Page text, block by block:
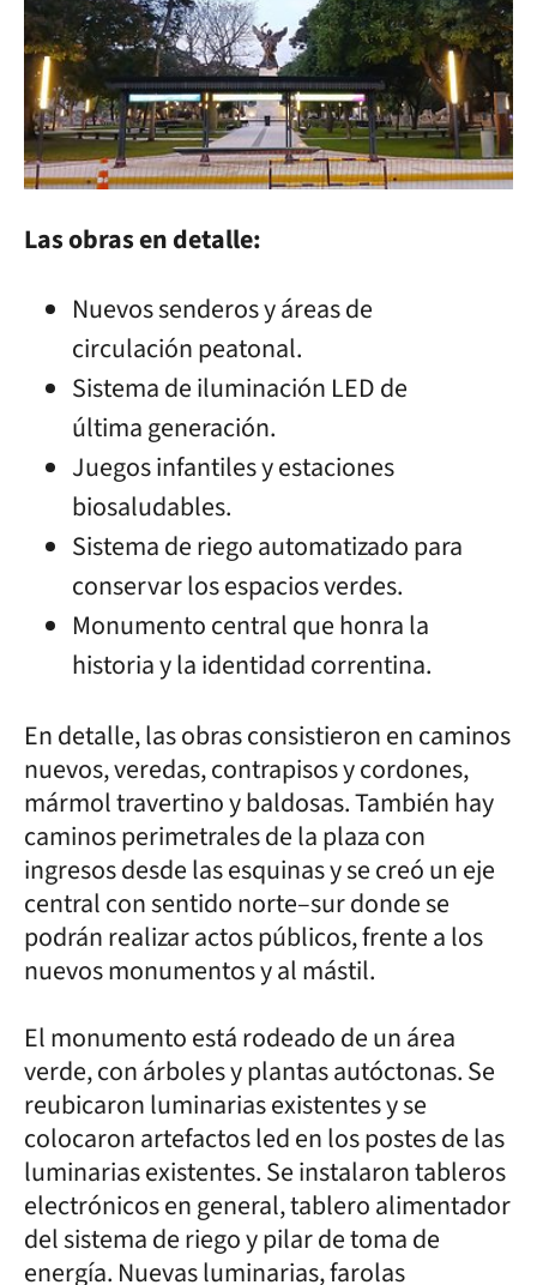
Las obras en detalle:
Nuevos senderos y áreas de
circulación peatonal.
Sistema de iluminación LED de
última generación.
Juegos infantiles y estaciones
biosaludables.
Sistema de riego automatizado para
conservar los espacios verdes.
Monumento central que honra la
historia y la identidad correntina.
En detalle, las obras consistieron en caminos
nuevos, veredas, contrapisos y cordones,
mármol travertino y baldosas. También hay
caminos perimetrales de la plaza con
ingresos desde las esquinas y se creó un eje
central con sentido norte–sur donde se
podrán realizar actos públicos, frente a los
nuevos monumentos y al mástil.
El monumento está rodeado de un área
verde, con árboles y plantas autóctonas. Se
reubicaron luminarias existentes y se
colocaron artefactos led en los postes de las
luminarias existentes. Se instalaron tableros
electrónicos en general, tablero alimentador
del sistema de riego y pilar de toma de
energía. Nuevas luminarias, farolas